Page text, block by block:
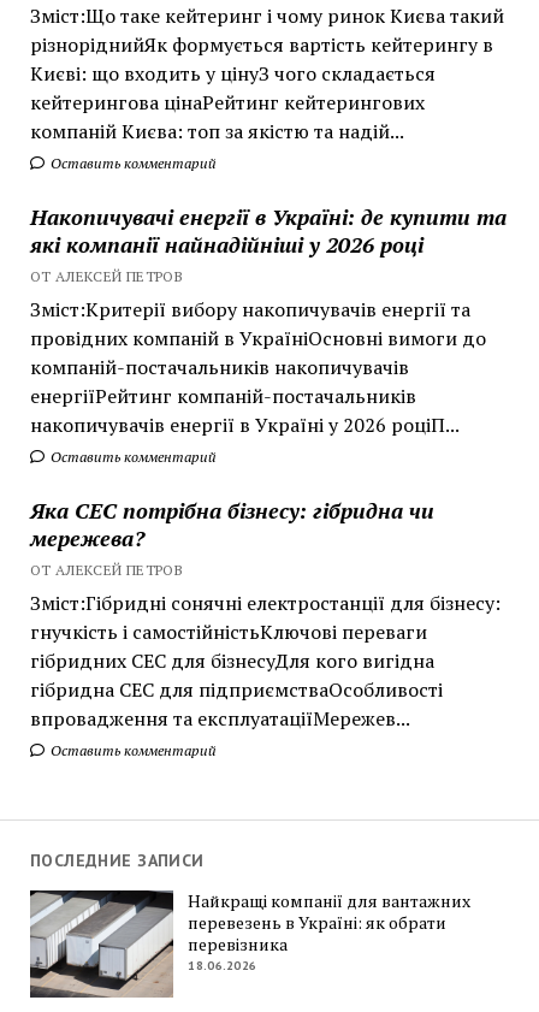
Зміст:Що таке кейтеринг і чому ринок Києва такий
різноріднийЯк формується вартість кейтерингу в
Києві: що входить у цінуЗ чого складається
кейтерингова цінаРейтинг кейтерингових
компаній Києва: топ за якістю та надій...
Оставить комментарий
Накопичувачі енергії в Україні: де купити та
які компанії найнадійніші у 2026 році
ОТ АЛЕКСЕЙ ПЕТРОВ
Зміст:Критерії вибору накопичувачів енергії та
провідних компаній в УкраїніОсновні вимоги до
компаній-постачальників накопичувачів
енергіїРейтинг компаній-постачальників
накопичувачів енергії в Україні у 2026 роціП...
Оставить комментарий
Яка СЕС потрібна бізнесу: гібридна чи
мережева?
ОТ АЛЕКСЕЙ ПЕТРОВ
Зміст:Гібридні сонячні електростанції для бізнесу:
гнучкість і самостійністьКлючові переваги
гібридних СЕС для бізнесуДля кого вигідна
гібридна СЕС для підприємстваОсобливості
впровадження та експлуатаціїМережев...
Оставить комментарий
ПОСЛЕДНИЕ ЗАПИСИ
Найкращі компанії для вантажних
перевезень в Україні: як обрати
перевізника
18.06.2026